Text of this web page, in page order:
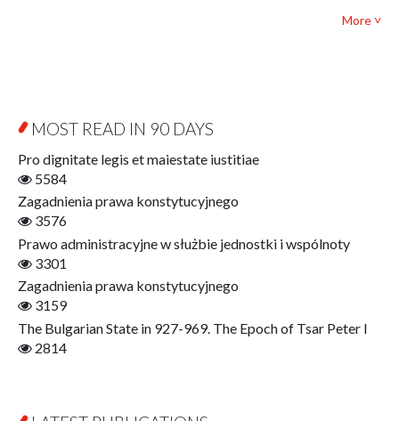
Open Access
Film! Scholars
Finance
Gerontology
Literary Interpretations
Jerzy Giedroyc and...
Jerzy Giedroyc and Witnesses of History
Winter of Life?
Linguistics
What Is Man?
More ˅
MOST READ IN 90 DAYS
Pro dignitate legis et maiestate iustitiae
5584
Zagadnienia prawa konstytucyjnego
3576
Prawo administracyjne w służbie jednostki i wspólnoty
3301
Zagadnienia prawa konstytucyjnego
3159
The Bulgarian State in 927-969. The Epoch of Tsar Peter I
2814